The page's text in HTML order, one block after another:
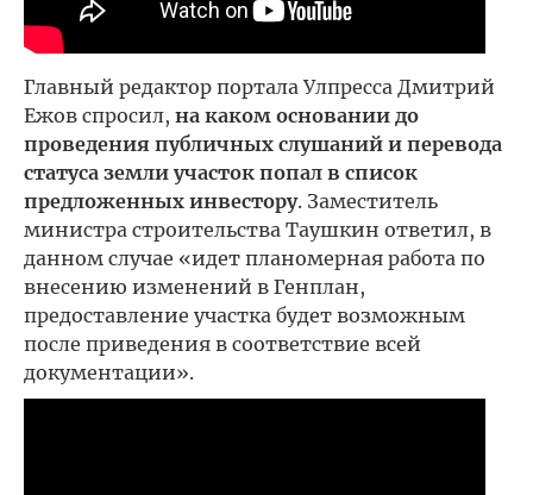
Главный редактор портала Улпресса Дмитрий
Ежов спросил, на каком основании до
проведения публичных слушаний и перевода
статуса земли участок попал в список
предложенных инвестору. Заместитель
министра строительства Таушкин ответил, в
данном случае «идет планомерная работа по
внесению изменений в Генплан,
предоставление участка будет возможным
после приведения в соответствие всей
документации».